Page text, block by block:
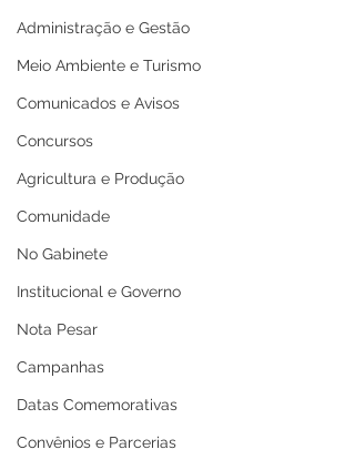
Administração e Gestão
Meio Ambiente e Turismo
Comunicados e Avisos
Concursos
Agricultura e Produção
Comunidade
No Gabinete
Institucional e Governo
Nota Pesar
Campanhas
Datas Comemorativas
Convênios e Parcerias